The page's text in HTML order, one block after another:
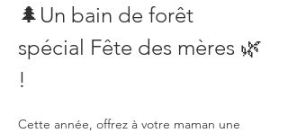
🌲Un bain de forêt
spécial Fête des mères 🌿
!
Cette année, offrez à votre maman une